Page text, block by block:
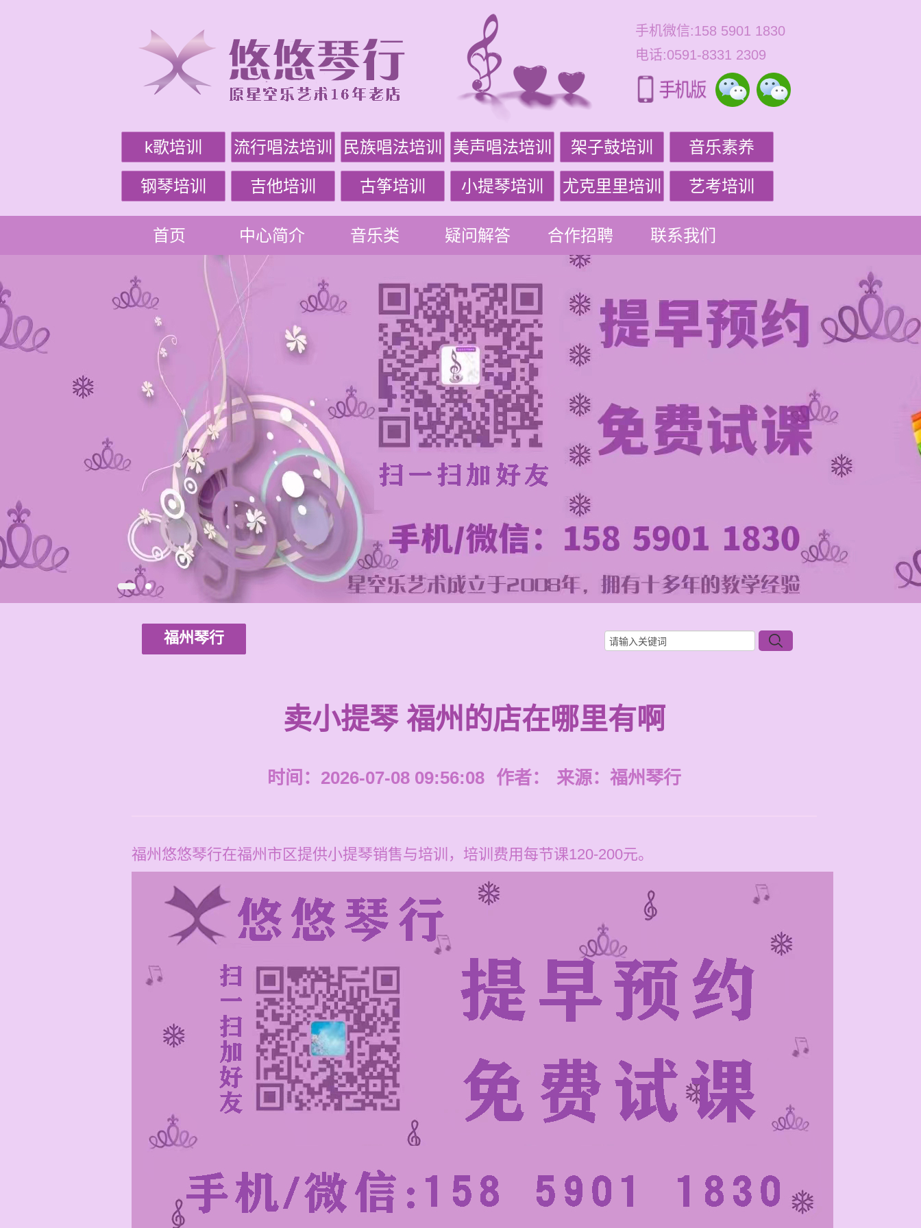
手机微信:158 5901 1830
电话:0591-8331 2309
k歌培训 流行唱法培训 民族唱法培训 美声唱法培训 架子鼓培训 音乐素养
钢琴培训 吉他培训 古筝培训 小提琴培训 尤克里里培训 艺考培训
首页 中心简介 音乐类 疑问解答 合作招聘 联系我们
福州琴行
卖小提琴 福州的店在哪里有啊
时间：2026-07-08 09:56:08 作者： 来源： 福州琴行
福州悠悠琴行在福州市区提供小提琴销售与培训，培训费用每节课120-200元。